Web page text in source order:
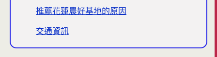
推薦花蓮農好基地的原因
交通資訊